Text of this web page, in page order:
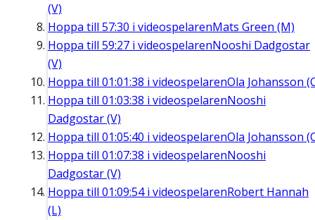
(V)
Hoppa till 57:30 i videospelarenMats Green (M)
Hoppa till 59:27 i videospelarenNooshi Dadgostar
(V)
Hoppa till 01:01:38 i videospelarenOla Johansson
Hoppa till 01:03:38 i videospelarenNooshi
Dadgostar (V)
Hoppa till 01:05:40 i videospelarenOla Johansson
Hoppa till 01:07:38 i videospelarenNooshi
Dadgostar (V)
Hoppa till 01:09:54i videospelarenRobert Hannah
(L)